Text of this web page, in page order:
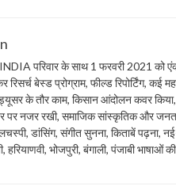
परिवार के साथ 1 फरवरी 2021 को
बेस्ड प्रोग्राम, फील्ड रिपोर्टिंग, कई
के तौर काम, किसान आंदोलन कवर
नजर रखी, समाजिक सांस्कृतिक और जनता
डांसिंग, संगीत सुनना, किताबें पढ़ना,
हरियाणवी, भोजपुरी, बंगाली, पंजाबी भाषाओं